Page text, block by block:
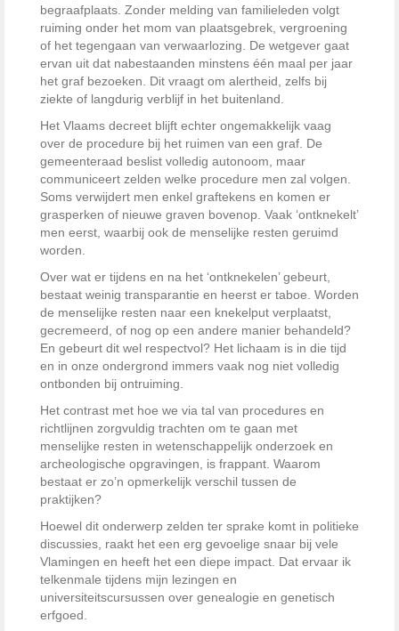
begraafplaats. Zonder melding van familieleden volgt
ruiming onder het mom van plaatsgebrek, vergroening
of het tegengaan van verwaarlozing. De wetgever gaat
ervan uit dat nabestaanden minstens één maal per jaar
het graf bezoeken. Dit vraagt om alertheid, zelfs bij
ziekte of langdurig verblijf in het buitenland.
Het Vlaams decreet blijft echter ongemakkelijk vaag
over de procedure bij het ruimen van een graf. De
gemeenteraad beslist volledig autonoom, maar
communiceert zelden welke procedure men zal volgen.
Soms verwijdert men enkel graftekens en komen er
grasperken of nieuwe graven bovenop. Vaak ‘ontknekelt’
men eerst, waarbij ook de menselijke resten geruimd
worden.
Over wat er tijdens en na het ‘ontknekelen’ gebeurt,
bestaat weinig transparantie en heerst er taboe. Worden
de menselijke resten naar een knekelput verplaatst,
gecremeerd, of nog op een andere manier behandeld?
En gebeurt dit wel respectvol? Het lichaam is in die tijd
en in onze ondergrond immers vaak nog niet volledig
ontbonden bij ontruiming.
Het contrast met hoe we via tal van procedures en
richtlijnen zorgvuldig trachten om te gaan met
menselijke resten in wetenschappelijk onderzoek en
archeologische opgravingen, is frappant. Waarom
bestaat er zo’n opmerkelijk verschil tussen de
praktijken?
Hoewel dit onderwerp zelden ter sprake komt in politieke
discussies, raakt het een erg gevoelige snaar bij vele
Vlamingen en heeft het een diepe impact. Dat ervaar ik
telkenmale tijdens mijn lezingen en
universiteitscursussen over genealogie en genetisch
erfgoed.